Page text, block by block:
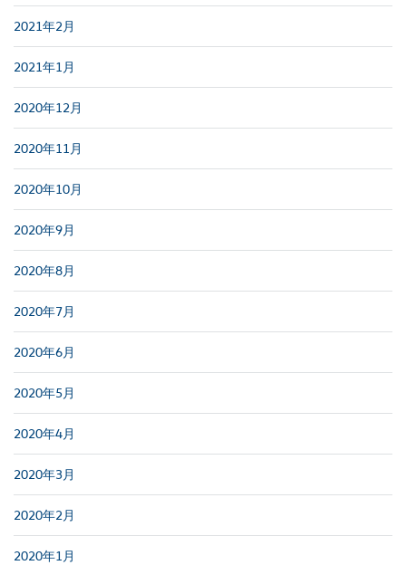
2021年2月
2021年1月
2020年12月
2020年11月
2020年10月
2020年9月
2020年8月
2020年7月
2020年6月
2020年5月
2020年4月
2020年3月
2020年2月
2020年1月